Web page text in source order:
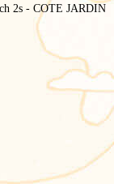
2s - COTE JARDIN
haut